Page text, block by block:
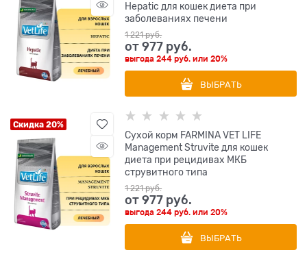
Hepatic для кошек диета при
заболеваниях печени
1 221 руб.
от977 руб.
выгода244 руб. или20%
ВЫБРАТЬ
Скидка 20%
Сухой корм FARMINA VET LIFE
Management Struvite для кошек
диета при рецидивах МКБ
струвитного типа
1 221 руб.
от977 руб.
выгода244 руб. или20%
ВЫБРАТЬ